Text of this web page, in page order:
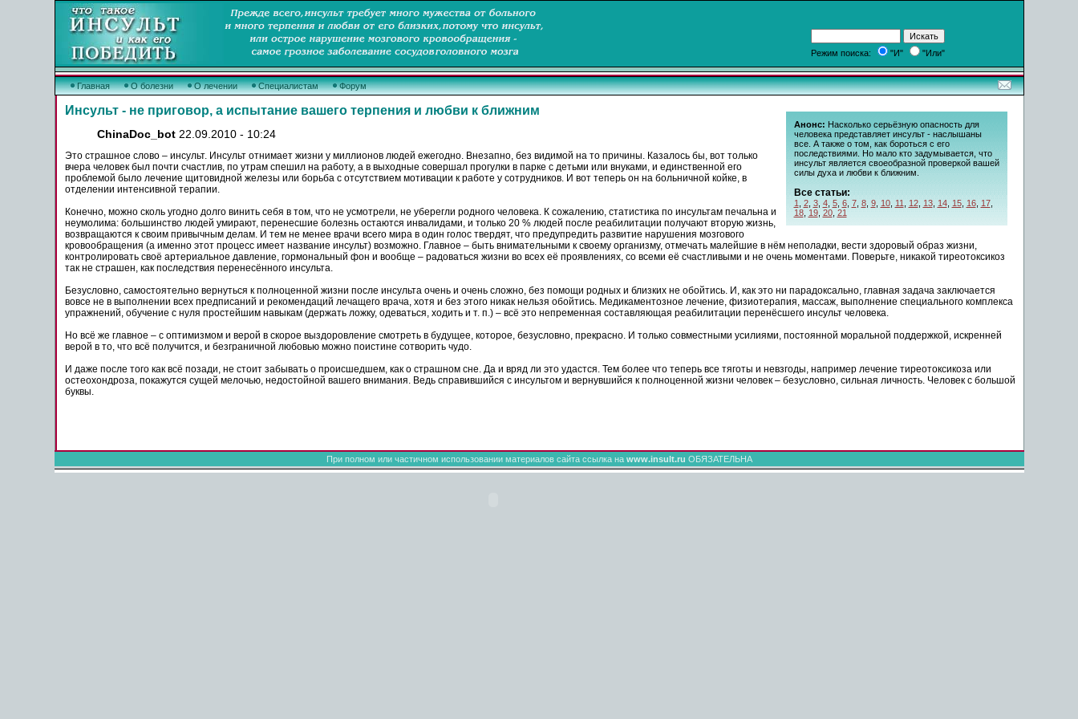
Режим поиска: "И" "Или"
Главная О болезни О лечении Специалистам Форум
Анонс: Насколько серьёзную опасность для
человека представляет инсульт - наслышаны
все. А также о том, как бороться с его
последствиями. Но мало кто задумывается, что
инсульт является своеобразной проверкой вашей
силы духа и любви к ближним.
Все статьи:
1 2, 3, 4, 5, 6, 7, 8, 9, 10, 11 12, 13, 14, 15, 16, 17,
18, 19, 20, 21
Инсульт - не приговор, а испытание вашего терпения и любви к ближним
ChinaDoc_bot22.09.2010 - 10:24
Это страшное слово – инсульт. Инсульт отнимает жизни у миллионов людей ежегодно. Внезапно, без видимой на то причины. Казалось бы, вот только
вчера человек был почти счастлив, по утрам спешил на работу, а в выходные совершал прогулки в парке с детьми или внуками, и единственной его
проблемой было лечение щитовидной железы или борьба с отсутствием мотивации к работе у сотрудников. И вот теперь он на больничной койке, в
отделении интенсивной терапии.
Конечно, можно сколь угодно долго винить себя в том, что не усмотрели, не уберегли родного человека. К сожалению, статистика по инсультам печальна и
неумолима: большинство людей умирают, перенесшие болезнь остаются инвалидами, и только 20 % людей после реабилитации получают вторую жизнь,
возвращаются к своим привычным делам. И тем не менее врачи всего мира в один голос твердят, что предупредить развитие нарушения мозгового
кровообращения (а именно этот процесс имеет название инсульт) возможно. Главное – быть внимательными к своему организму, отмечать малейшие в нём неполадки, вести здоровый образ жизни,
контролировать своё артериальное давление, гормональный фон и вообще – радоваться жизни во всех её проявлениях, со всеми её счастливыми и не очень моментами. Поверьте, никакой тиреотоксикоз
так не страшен, как последствия перенесённого инсульта.
Безусловно, самостоятельно вернуться к полноценной жизни после инсульта очень и очень сложно, без помощи родных и близких не обойтись. И, как это ни парадоксально, главная задача заключается
вовсе не в выполнении всех предписаний и рекомендаций лечащего врача, хотя и без этого никак нельзя обойтись. Медикаментозное лечение, физиотерапия, массаж, выполнение специального комплекса
упражнений, обучение с нуля простейшим навыкам (держать ложку, одеваться, ходить и т. п.) – всё это непременная составляющая реабилитации перенёсшего инсульт человека.
Но всё же главное – с оптимизмом и верой в скорое выздоровление смотреть в будущее, которое, безусловно, прекрасно. И только совместными усилиями, постоянной моральной поддержкой, искренней
верой в то, что всё получится, и безграничной любовью можно поистине сотворить чудо.
И даже после того как всё позади, не стоит забывать о происшедшем, как о страшном сне. Да и вряд ли это удастся. Тем более что теперь все тяготы и невзгоды, например лечение тиреотоксикоза или
остеохондроза, покажутся сущей мелочью, недостойной вашего внимания. Ведь справившийся с инсультом и вернувшийся к полноценной жизни человек – безусловно, сильная личность. Человек с большой
буквы.
При полном или частичном использовании материалов сайта ссылка на www.insult.ru ОБЯЗАТЕЛЬНА